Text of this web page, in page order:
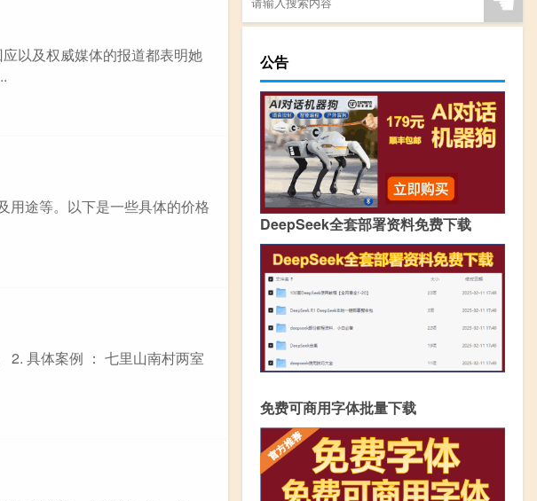
以及权威媒体的报道都表明她
用途等。以下是一些具体的价格
2. 具体案例 ： 七里山南村两室
公告
DeepSeek全套部署资料免费下载
免费可商用字体批量下载